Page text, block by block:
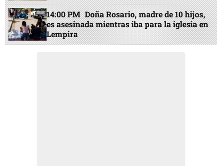
14:00 PM Doña Rosario, madre de 10 hijos,
es asesinada mientras iba para la iglesia en
Lempira